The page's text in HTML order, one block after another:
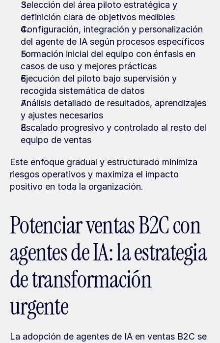
Selección del área piloto estratégica y
definición clara de objetivos medibles
Configuración, integración y personalización
del agente de IA según procesos específicos
Formación inicial del equipo con énfasis en
casos de uso y mejores prácticas
Ejecución del piloto bajo supervisión y
recogida sistemática de datos
Análisis detallado de resultados, aprendizajes
y ajustes necesarios
Escalado progresivo y controlado al resto del
equipo de ventas
Este enfoque gradual y estructurado minimiza
riesgos operativos y maximiza el impacto
positivo en toda la organización.
Potenciar ventas B2C con
agentes de IA: la estrategia
de transformación
urgente
La adopción de agentes de IA en ventas B2C se